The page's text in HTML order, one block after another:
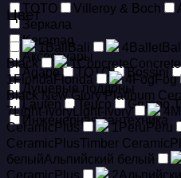
TOTO
Villeroy & Boch
Зеркала
Keramag
Аксессуары
Agape
TOTO Bossini
Душевые поддоны
Laufen
Teuco
Gruppo
Инженерная сантехника
Цвет
1BaliBali 4 Ballet
Black
1ConcreteConcrete
1FloridaFlorida 4FogFog
Black New Glory Platinum
7Light-ivoryLight-ivory 4
CeramicPlus
1 PeruPeru
CeramicPlusTimber
белыйАльпийский белый
CeramicPlus
2